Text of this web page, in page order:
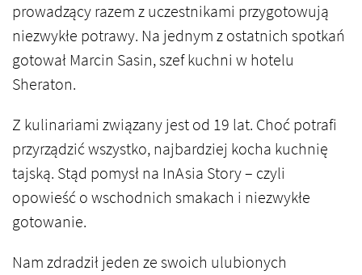
prowadzący razem z uczestnikami przygotowują
niezwykłe potrawy. Na jednym z ostatnich spotkań
gotował Marcin Sasin, szef kuchni w hotelu
Sheraton.
Z kulinariami związany jest od 19 lat. Choć potrafi
przyrządzić wszystko, najbardziej kocha kuchnię
tajską. Stąd pomysł na InAsia Story – czyli
opowieść o wschodnich smakach i niezwykłe
gotowanie.
Nam zdradził jeden ze swoich ulubionych